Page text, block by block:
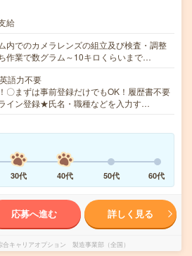
給
内でのカメラレンズの組立及び検査・調整
作業で数グラム～10キロくらいまで…
語力不要
〇まずは事前登録だけでもOK！履歴書不要
イン登録★氏名・職種などを入力す…
30代 40代 50代 60代
応募へ進む 詳しく見る
合キャリアオプション 製造事業部（全国）